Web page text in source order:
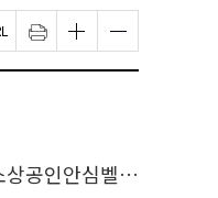
인
쇄
하
글
자
크
하
기
글
자
크
하
기
심벨' 신청하세요